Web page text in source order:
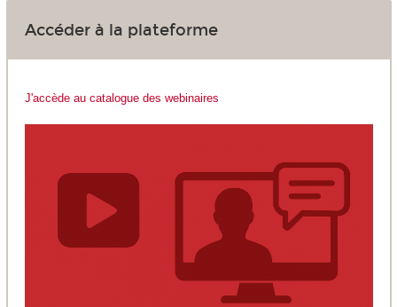
Accéder à la plateforme
J'accède au catalogue des webinaires